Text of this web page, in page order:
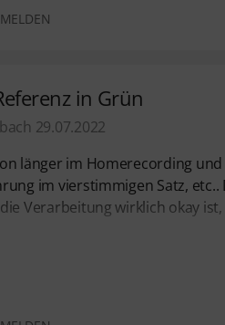
in Grün
29.07.2022
länger im Homerecording
im vierstimmigen Satz,
Verarbeitung wirklich okay